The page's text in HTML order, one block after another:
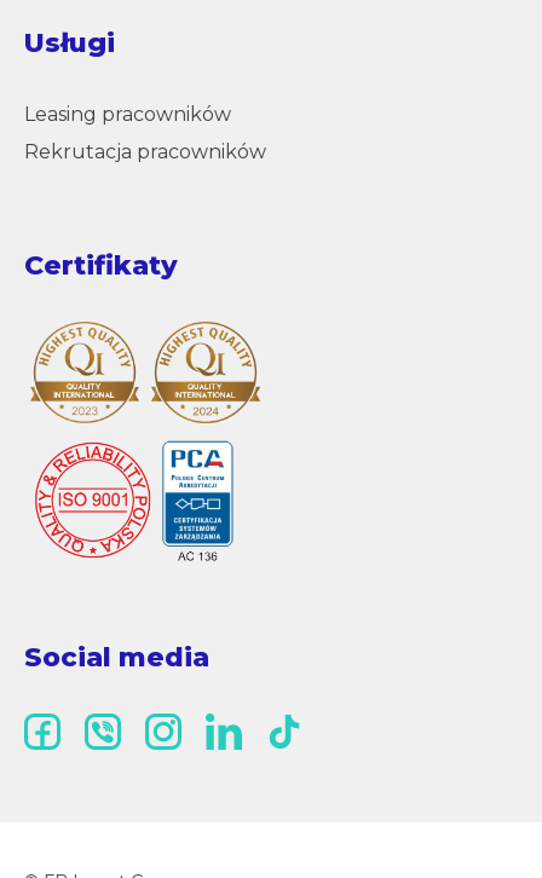
Usługi
Leasing pracowników
Rekrutacja pracowników
Certifikaty
Social media